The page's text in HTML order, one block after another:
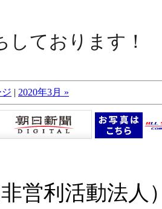
しております！
2020年3月 »
営利活動法